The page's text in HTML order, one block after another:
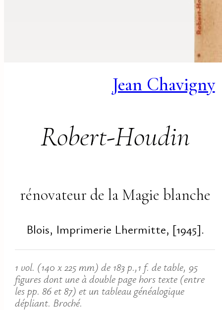
Jean Chavigny
Robert-Houdin
rénovateur de la Magie blanche
Blois, Imprimerie Lhermitte, [1945].
1 vol. (140 x 225 mm) de 183 p.,1 f. de table, 95
figures dont une à double page hors texte (entre
les pp. 86 et 87) et un tableau généalogique
dépliant. Broché.